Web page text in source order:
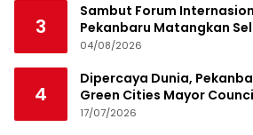
3
Sambut Forum
Pekanbaru Matangkan
04/08/2026
4
Dipercaya Dunia,
Green Cities Mayor
17/07/2026